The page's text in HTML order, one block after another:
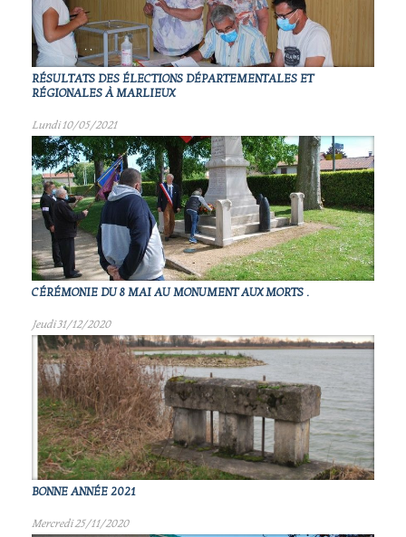
RÉSULTATS DES ÉLECTIONS DÉPARTEMENTALES ET
RÉGIONALES À MARLIEUX
Lundi 10/05/2021
CÉRÉMONIE DU 8 MAI AU MONUMENT AUX MORTS .
Jeudi 31/12/2020
BONNE ANNÉE 2021
Mercredi 25/11/2020